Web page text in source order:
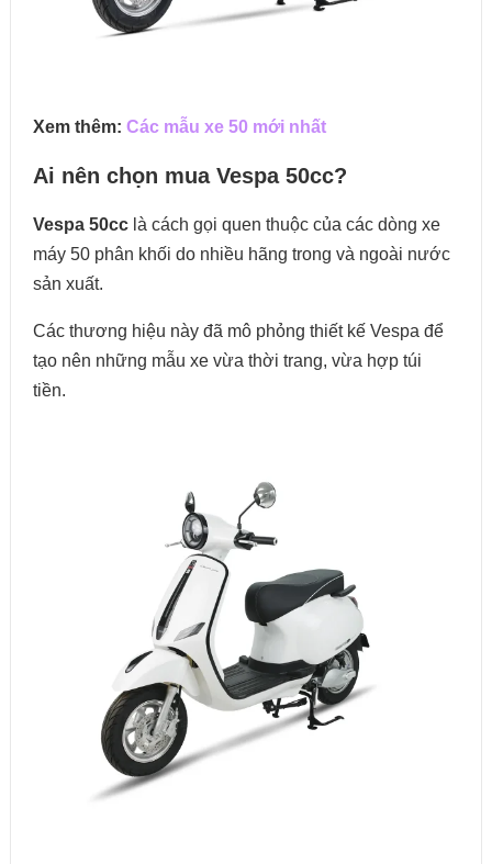
Xem thêm: Các mẫu xe 50 mới nhất
Ai nên chọn mua Vespa 50cc?
Vespa 50cclà cách gọi quen thuộc của các dòng xe
máy 50 phân khối do nhiều hãng trong và ngoài nước
sản xuất.
Các thương hiệu này đã mô phỏng thiết kế Vespa để
tạo nên những mẫu xe vừa thời trang, vừa hợp túi
tiền.